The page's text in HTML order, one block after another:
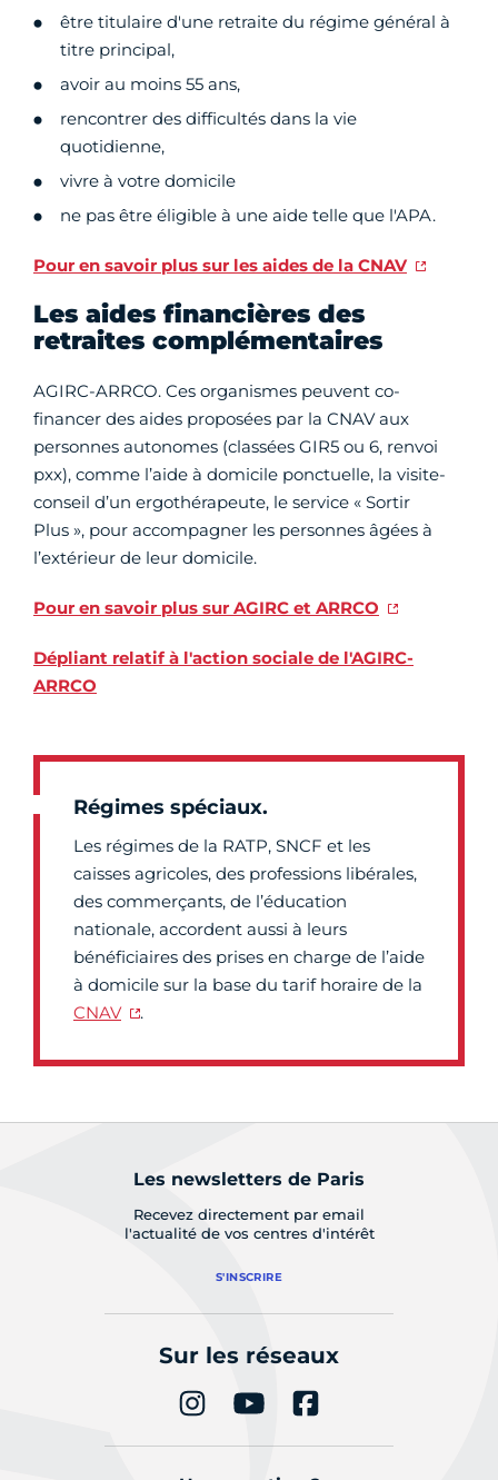
être titulaire d'une retraite du régime général à
titre principal,
avoir au moins 55 ans,
rencontrer des difficultés dans la vie
quotidienne,
vivre à votre domicile
ne pas être éligible à une aide telle que l'APA.
Pour en savoir plus sur les aides de la CNAV
Les aides financières des
retraites complémentaires
AGIRC-ARRCO. Ces organismes peuvent co-
financer des aides proposées par la CNAV aux
personnes autonomes (classées GIR5 ou 6, renvoi
pxx), comme l’aide à domicile ponctuelle, la visite-
conseil d’un ergothérapeute, le service « Sortir
Plus », pour accompagner les personnes âgées à
l’extérieur de leur domicile.
Pour en savoir plus sur AGIRC et ARRCO
Dépliant relatif à l'action sociale de l'AGIRC-
ARRCO
Régimes spéciaux.
Les régimes de la RATP, SNCF et les
caisses agricoles, des professions libérales,
des commerçants, de l’éducation
nationale, accordent aussi à leurs
bénéficiaires des prises en charge de l’aide
à domicile sur la base du tarif horaire de la
CNAV
.
Les newsletters de Paris
Recevez directement par email
l'actualité de vos centres d'intérêt
S'INSCRIRE
Sur les réseaux